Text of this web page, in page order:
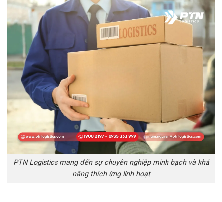
PTN Logistics mang đến sự chuyên nghiệp minh bạch và khả
năng thích ứng linh hoạt